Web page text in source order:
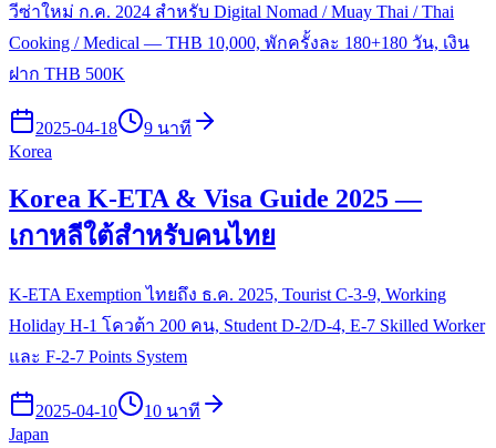
วีซ่าใหม่ ก.ค. 2024 สำหรับ Digital Nomad / Muay Thai / Thai
Cooking / Medical — THB 10,000, พักครั้งละ 180+180 วัน, เงิน
ฝาก THB 500K
2025-04-18
9 นาที
Korea
Korea K-ETA & Visa Guide 2025 —
เกาหลีใต้สำหรับคนไทย
K-ETA Exemption ไทยถึง ธ.ค. 2025, Tourist C-3-9, Working
Holiday H-1 โควต้า 200 คน, Student D-2/D-4, E-7 Skilled Worker
และ F-2-7 Points System
2025-04-10
10 นาที
Japan